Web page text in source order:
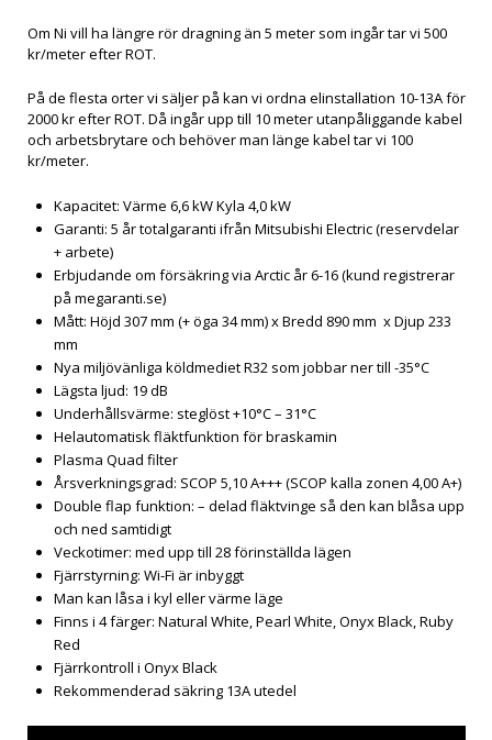
Om Ni vill ha längre rör dragning än 5 meter som ingår tar vi 500
kr/meter efter ROT.
På de flesta orter vi säljer på kan vi ordna elinstallation 10-13A för
2000 kr efter ROT. Då ingår upp till 10 meter utanpåliggande kabel
och arbetsbrytare och behöver man länge kabel tar vi 100
kr/meter.
Kapacitet: Värme 6,6 kW Kyla 4,0 kW
Garanti: 5 år totalgaranti ifrån Mitsubishi Electric (reservdelar
+ arbete)
Erbjudande om försäkring via Arctic år 6-16 (kund registrerar
på megaranti.se)
Mått: Höjd 307 mm (+ öga 34 mm) x Bredd 890 mm x Djup 233
mm
Nya miljövänliga köldmediet R32 som jobbar ner till -35°C
Lägsta ljud: 19 dB
Underhållsvärme: steglöst +10°C – 31°C
Helautomatisk fläktfunktion för braskamin
Plasma Quad filter
Årsverkningsgrad: SCOP 5,10 A+++ (SCOP kalla zonen 4,00 A+)
Double flap funktion: – delad fläktvinge så den kan blåsa upp
och ned samtidigt
Veckotimer: med upp till 28 förinställda lägen
Fjärrstyrning: Wi-Fi är inbyggt
Man kan låsa i kyl eller värme läge
Finns i 4 färger: Natural White, Pearl White, Onyx Black, Ruby
Red
Fjärrkontroll i Onyx Black
Rekommenderad säkring 13A utedel